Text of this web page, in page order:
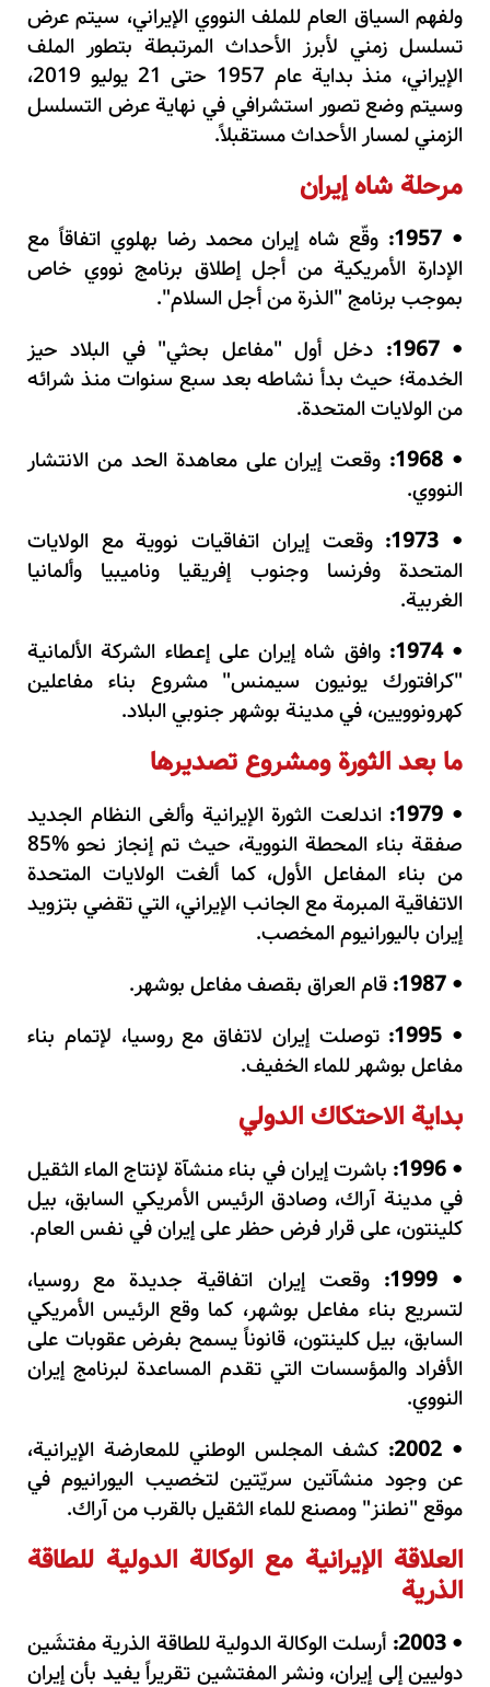
ولفهم السياق العام للملف النووي الإيراني، سيتم عرض
تسلسل زمني لأبرز الأحداث المرتبطة بتطور الملف
الإيراني، منذ بداية عام 1957 حتى 21 يوليو 2019،
وسيتم وضع تصور استشرافي في نهاية عرض التسلسل
الزمني لمسار الأحداث مستقبلاً.
مرحلة شاه إيران
•
1957: وقّع شاه إيران محمد رضا بهلوي اتفاقاً مع
الإدارة الأمريكية من أجل إطلاق برنامج نووي خاص
بموجب برنامج "الذرة من أجل السلام".
•
1967: دخل أول "مفاعل بحثي" في البلاد حيز
الخدمة؛ حيث بدأ نشاطه بعد سبع سنوات منذ شرائه
من الولايات المتحدة.
•
1968: وقعت إيران على معاهدة الحد من الانتشار
النووي.
•
1973: وقعت إيران اتفاقيات نووية مع الولايات
المتحدة وفرنسا وجنوب إفريقيا وناميبيا وألمانيا
الغربية.
•
1974: وافق شاه إيران على إعـطاء الشركة الألمانية
"كرافتورك يونيون سيمنس" مشروع بناء مفاعلين
كهرونوويين، في مدينة بوشهر جنوبي البلاد.
ما بعد الثورة ومشروع تصديرها
•
1979: اندلعت الثورة الإيرانية وألغى النظام الجديد
صفقة بناء المحطة النووية، حيث تم إنجاز نحو %85
من بناء المفاعل الأول، كما ألغت الولايات المتحدة
الاتفاقية المبرمة مع الجانب الإيراني، التي تقضي بتزويد
إيران باليورانيوم المخصب.
•
1987: قام العراق بقصف مفاعل بوشهر.
•
1995: توصلت إيران لاتفاق مع روسيا، لإتمام بناء
مفاعل بوشهر للماء الخفيف.
بداية الاحتكاك الدولي
•
1996: باشرت إيران في بناء منشآة لإنتاج الماء الثقيل
في مدينة آراك، وصادق الرئيس الأمريكي السابق، بيل
كلينتون، على قرار فرض حظر على إيران في نفس العام.
•
1999: وقعت إيران اتفاقية جديدة مع روسيا،
لتسريع بناء مفاعل بوشهر، كما وقع الرئيس الأمريكي
السابق، بيل كلينتون، قانوناً يسمح بفرض عقوبات على
الأفراد والمؤسسات التي تقدم المساعدة لبرنامج إيران
النووي.
•
2002: كشف المجلس الوطني للمعارضة الإيرانية،
عن وجود منشآتين سريّتين لتخصيب اليورانيوم في
موقع "نطنز" ومصنع للماء الثقيل بالقرب من آراك.
العلاقة الإيرانية مع الوكالة الدولية للطاقة
الذرية
•
2003: أرسلت الوكالة الدولية للطاقة الذرية مفتشَين
دوليين إلى إيران، ونشر المفتشين تقريراً يفيد بأن إيران